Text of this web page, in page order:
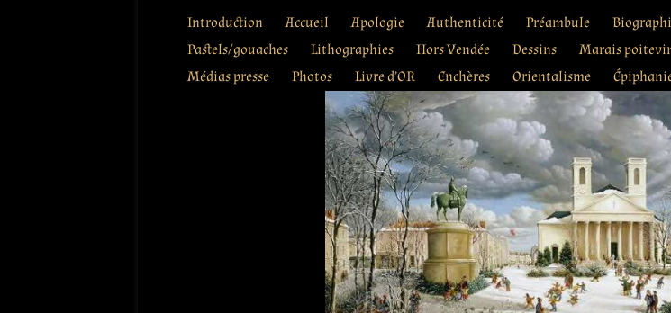
Introduction Accueil Apologie Authenticité Préambule
Pastels/gouaches
Lithographies Hors Vendée Dessins Marais
Médias presse
Photos Livre d’OR Enchères Orientalisme